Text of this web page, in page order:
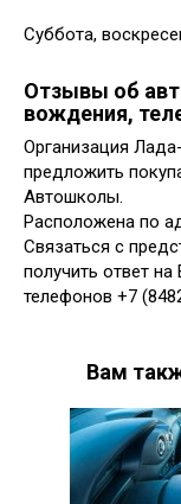
Суббота,
Отзывы об
вождения,
Организация
предложить
Автошколы.
Расположена по
Связаться с
получить ответ
телефонов +7
Вам